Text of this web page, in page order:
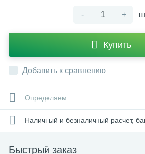
- +
Купить
Добавить к сравнению
Определяем...
Наличный и безналичный расчет,
Быстрый заказ